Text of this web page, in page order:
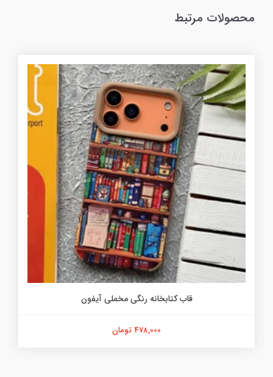
محصولات مرتبط
قاب کتابخانه رنگی مخملی آیفون
478,000 تومان